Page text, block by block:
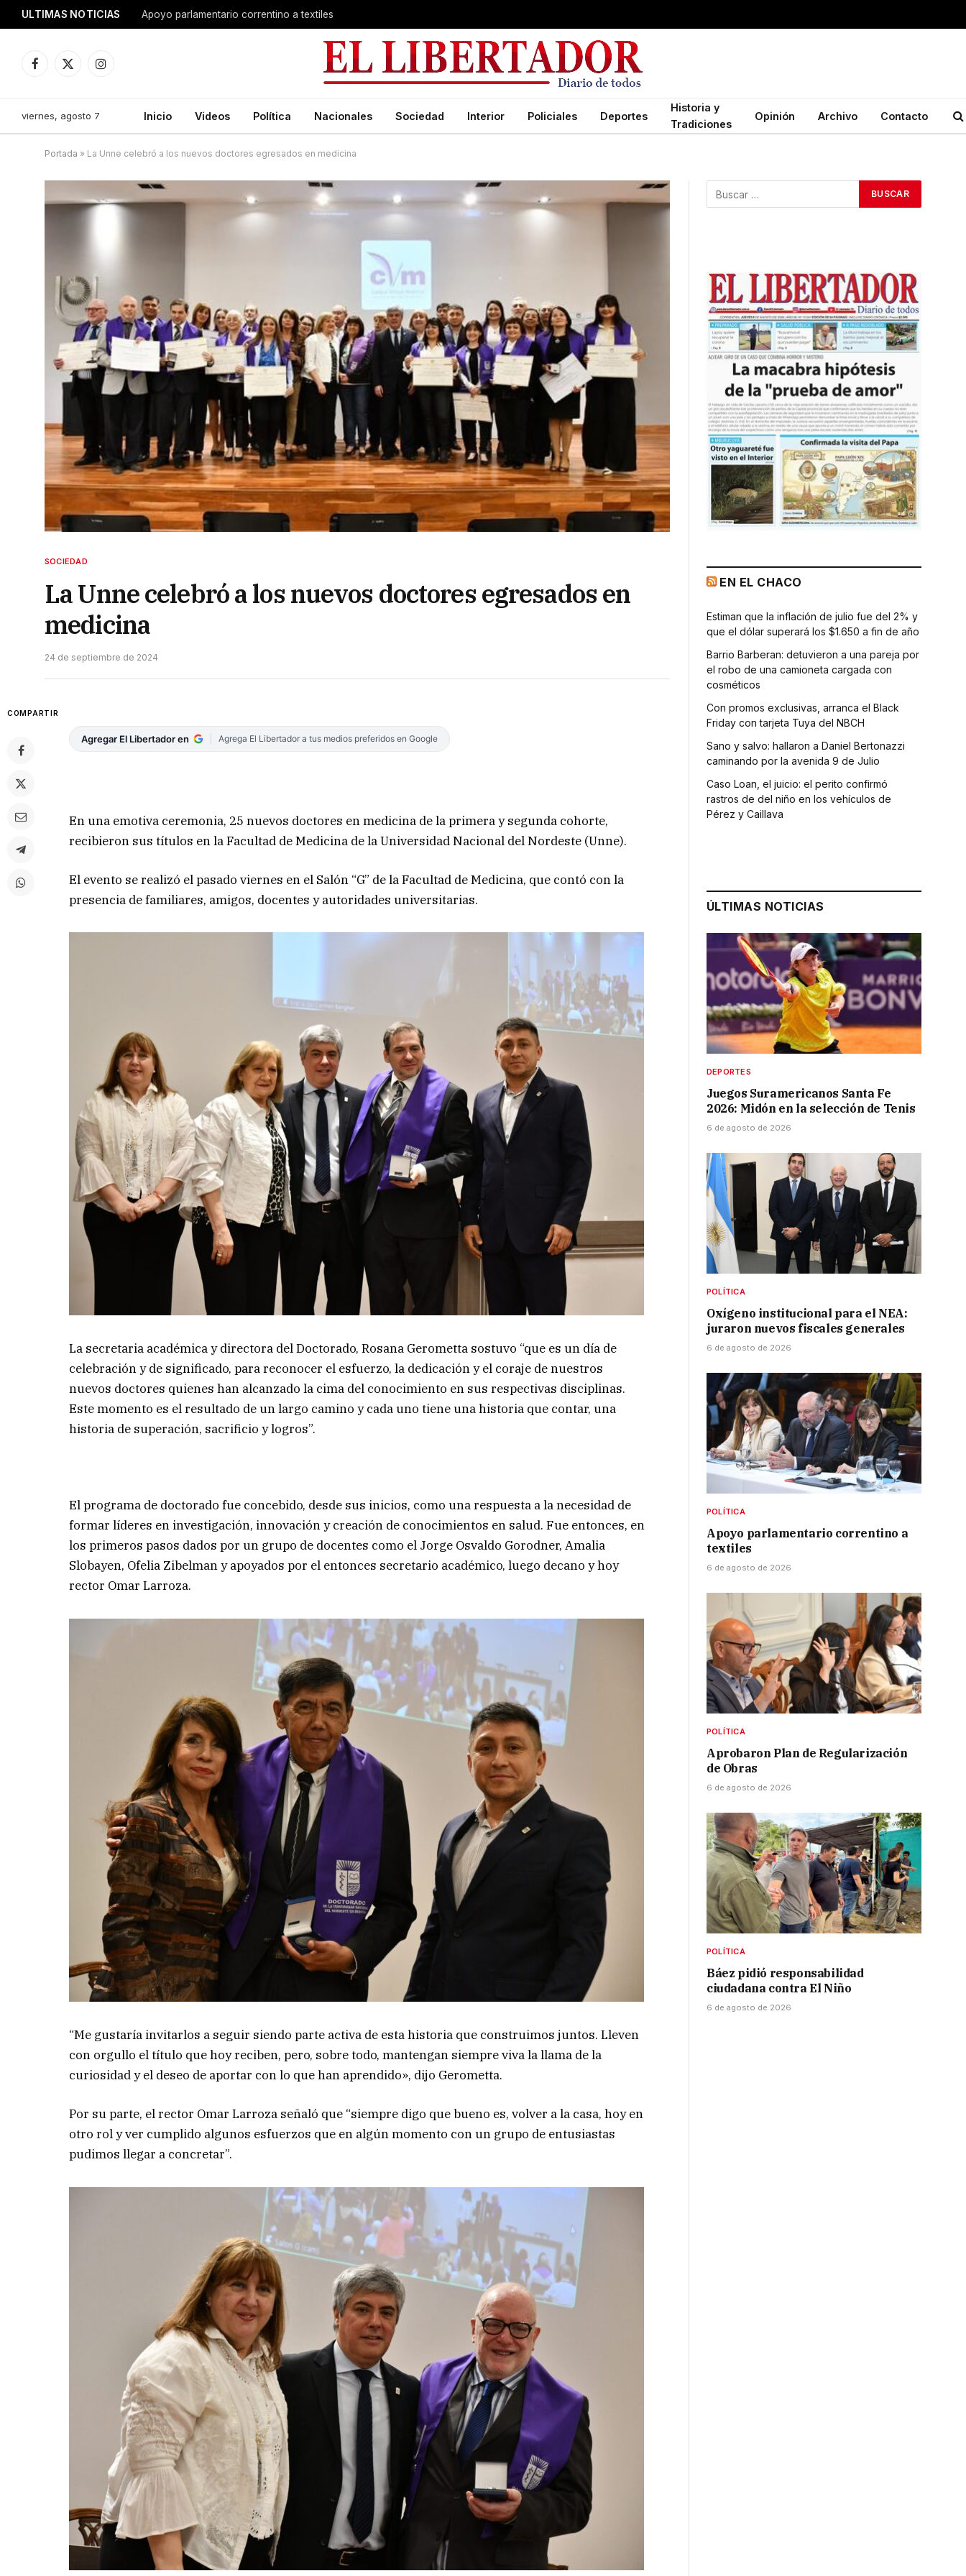
ULTIMAS NOTICIAS Apoyo parlamentario correntino a textiles
Facebook
X
Instagram
viernes, agosto 7 Inicio Videos Política Nacionales Sociedad Interior Policiales Deportes
Historia y
Tradiciones
Opinión Archivo Contacto
Portada » La Unne celebró a los nuevos doctores egresados en medicina
SOCIEDAD
La Unne celebró a los nuevos doctores egresados en
medicina
24 de septiembre de 2024
COMPARTIR
Agregar El Libertador en Agrega El Libertador a tus medios preferidos en Google
En una emotiva ceremonia, 25 nuevos doctores en medicina de la primera y segunda cohorte,
recibieron sus títulos en la Facultad de Medicina de la Universidad Nacional del Nordeste (Unne).
El evento se realizó el pasado viernes en el Salón “G” de la Facultad de Medicina, que contó con la
presencia de familiares, amigos, docentes y autoridades universitarias.
La secretaria académica y directora del Doctorado, Rosana Gerometta sostuvo “que es un día de
celebración y de significado, para reconocer el esfuerzo, la dedicación y el coraje de nuestros
nuevos doctores quienes han alcanzado la cima del conocimiento en sus respectivas disciplinas.
Este momento es el resultado de un largo camino y cada uno tiene una historia que contar, una
historia de superación, sacrificio y logros”.
El programa de doctorado fue concebido, desde sus inicios, como una respuesta a la necesidad de
formar líderes en investigación, innovación y creación de conocimientos en salud. Fue entonces, en
los primeros pasos dados por un grupo de docentes como el Jorge Osvaldo Gorodner, Amalia
Slobayen, Ofelia Zibelman y apoyados por el entonces secretario académico, luego decano y hoy
rector Omar Larroza.
“Me gustaría invitarlos a seguir siendo parte activa de esta historia que construimos juntos. Lleven
con orgullo el título que hoy reciben, pero, sobre todo, mantengan siempre viva la llama de la
curiosidad y el deseo de aportar con lo que han aprendido», dijo Gerometta.
Por su parte, el rector Omar Larroza señaló que “siempre digo que bueno es, volver a la casa, hoy en
otro rol y ver cumplido algunos esfuerzos que en algún momento con un grupo de entusiastas
pudimos llegar a concretar”.
EN EL CHACO
Estiman que la inflación de julio fue del 2% y
que el dólar superará los $1.650 a fin de año
Barrio Barberan: detuvieron a una pareja por
el robo de una camioneta cargada con
cosméticos
Con promos exclusivas, arranca el Black
Friday con tarjeta Tuya del NBCH
Sano y salvo: hallaron a Daniel Bertonazzi
caminando por la avenida 9 de Julio
Caso Loan, el juicio: el perito confirmó
rastros de del niño en los vehículos de
Pérez y Caillava
ÚLTIMAS NOTICIAS
DEPORTES
Juegos Suramericanos Santa Fe
2026: Midón en la selección de Tenis
6 de agosto de 2026
POLÍTICA
Oxígeno institucional para el NEA:
juraron nuevos fiscales generales
6 de agosto de 2026
POLÍTICA
Apoyo parlamentario correntino a
textiles
6 de agosto de 2026
POLÍTICA
Aprobaron Plan de Regularización
de Obras
6 de agosto de 2026
POLÍTICA
Báez pidió responsabilidad
ciudadana contra El Niño
6 de agosto de 2026